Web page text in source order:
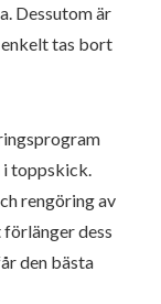
Dessutom är
tas bort
i toppskick.
rengöring av
dess
den bästa